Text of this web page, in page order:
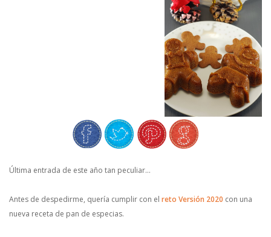
Última entrada de este año tan peculiar…
Antes de despedirme, quería cumplir con el reto Versión 2020 con una
nueva receta de pan de especias.